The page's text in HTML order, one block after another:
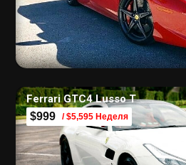
Ferrari GTC4 Lusso T
$999 / $5,595 Неделя